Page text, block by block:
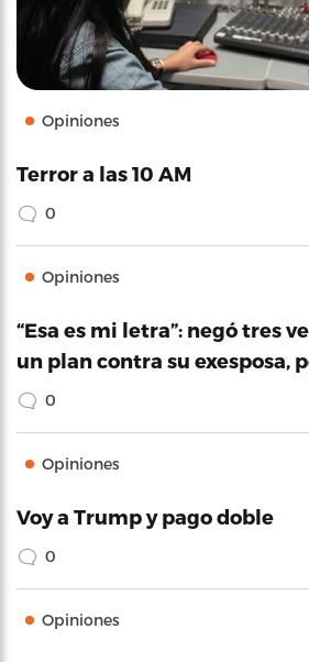
Opiniones
Terror a las 10 AM
0
Opiniones
“Esa es mi letra”: negó tres
un plan contra su exesposa,
0
Opiniones
Voy a Trump y pago doble
0
Opiniones